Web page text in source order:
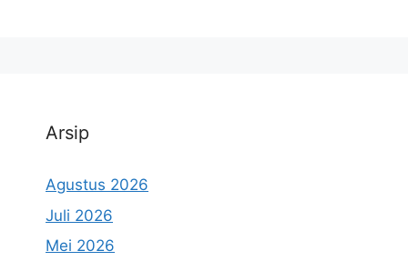
Arsip
Agustus 2026
Juli 2026
Mei 2026